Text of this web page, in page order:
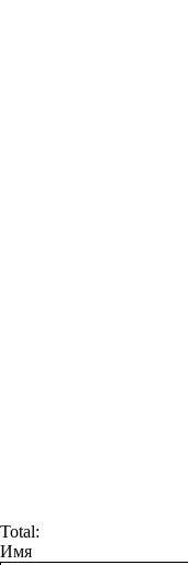
Total:
Имя